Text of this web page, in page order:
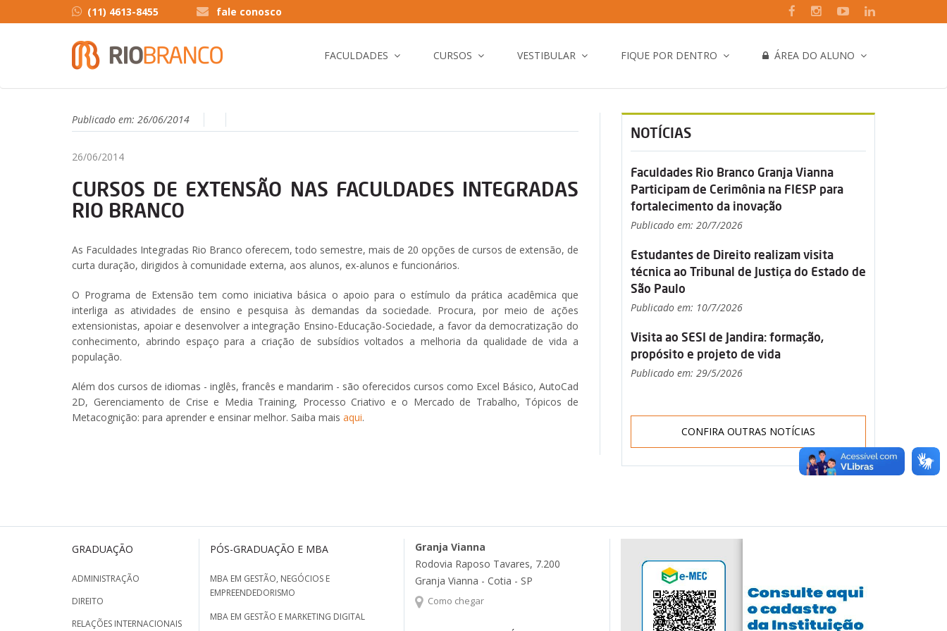
(11) 4613-8455 fale conosco
FACULDADES CURSOS VESTIBULAR FIQUE POR DENTRO ÁREA DO ALUNO
Publicado em: 26/06/2014
26/06/2014
CURSOS DE EXTENSÃO NAS FACULDADES INTEGRADAS
RIO BRANCO
As Faculdades Integradas Rio Branco oferecem, todo semestre, mais de 20 opções de cursos de extensão, de
curta duração, dirigidos à comunidade externa, aos alunos, ex-alunos e funcionários.
O Programa de Extensão tem como iniciativa básica o apoio para o estímulo da prática acadêmica que
interliga as atividades de ensino e pesquisa às demandas da sociedade. Procura, por meio de ações
extensionistas, apoiar e desenvolver a integração Ensino-Educação-Sociedade, a favor da democratização do
conhecimento, abrindo espaço para a criação de subsídios voltados a melhoria da qualidade de vida a
população.
Além dos cursos de idiomas - inglês, francês e mandarim - são oferecidos cursos como Excel Básico, AutoCad
2D, Gerenciamento de Crise e Media Training, Processo Criativo e o Mercado de Trabalho, Tópicos de
Metacognição: para aprender e ensinar melhor. Saiba mais aqui.
NOTÍCIAS
Faculdades Rio Branco Granja Vianna
Participam de Cerimônia na FIESP para
fortalecimento da inovação
Publicado em: 20/7/2026
Estudantes de Direito realizam visita
técnica ao Tribunal de Justiça do Estado de
São Paulo
Publicado em: 10/7/2026
Visita ao SESI de Jandira: formação,
propósito e projeto de vida
Publicado em: 29/5/2026
CONFIRA OUTRAS NOTÍCIAS
GRADUAÇÃO
ADMINISTRAÇÃO
DIREITO
RELAÇÕES INTERNACIONAIS
PÓS-GRADUAÇÃO E MBA
MBA EM GESTÃO, NEGÓCIOS E
EMPREENDEDORISMO
MBA EM GESTÃO E MARKETING DIGITAL
Granja Vianna
Rodovia Raposo Tavares, 7.200
Granja Vianna - Cotia - SP
Como chegar